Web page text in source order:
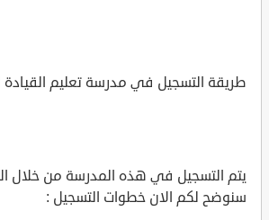
طريقة التسجيل في مدرسة تعليم القيادة
يتم التسجيل في هذه المدرسة من خلال
سنوضح لكم الان خطوات التسجيل :